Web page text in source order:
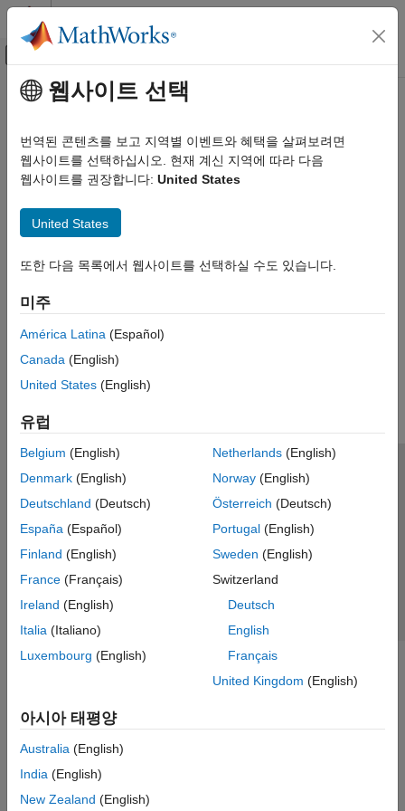
콘텐츠로 바로 가기
오프캔버스 탐색 메뉴 토글
문서 홈
주요 콘텐츠
이 페이지가 얼마나 도움이 되었습니까?
웹사이트 선택
번역된 콘텐츠를 보고 지역별 이벤트와 혜택을 살펴보려면
웹사이트를 선택하십시오. 현재 계신 지역에 따라 다음
웹사이트를 권장합니다: United States
United States
또한 다음 목록에서 웹사이트를 선택하실 수도 있습니다.
미주
América Latina (Español)
Canada (English)
United States (English)
유럽
Belgium (English)
Denmark (English)
Deutschland (Deutsch)
España (Español)
Finland (English)
France (Français)
Ireland (English)
Italia (Italiano)
Luxembourg (English)
Netherlands(English)
Norway(English)
Österreich (Deutsch)
Portugal(English)
Sweden (English)
Switzerland
Deutsch
English
Français
United Kingdom (English)
아시아 태평양
Australia (English)
India (English)
New Zealand (English)
신뢰 센터 등록 상표 개인정보 취급방침
불법 복제 방지
애플리케이션 상태
© 1994-2026 The MathWorks, Inc.